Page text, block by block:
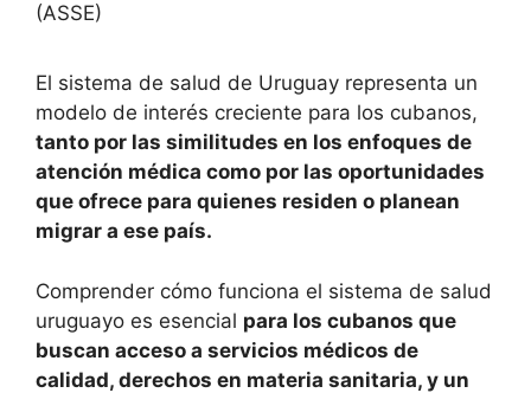
(ASSE)
El sistema de salud de Uruguay representa un
modelo de interés creciente para los cubanos,
tanto por las similitudes en los enfoques de
atención médica como por las oportunidades
que ofrece para quienes residen o planean
migrar a ese país.
Comprender cómo funciona el sistema de salud
uruguayo es esencial para los cubanos que
buscan acceso a servicios médicos de
calidad, derechos en materia sanitaria, y un